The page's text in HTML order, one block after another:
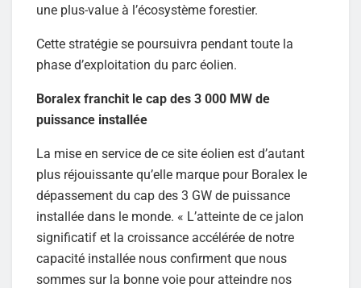
une plus-value à l’écosystème forestier.
Cette stratégie se poursuivra pendant toute la
phase d’exploitation du parc éolien.
Boralex franchit le cap des 3 000 MW de
puissance installée
La mise en service de ce site éolien est d’autant
plus réjouissante qu’elle marque pour Boralex le
dépassement du cap des 3 GW de puissance
installée dans le monde. « L’atteinte de ce jalon
significatif et la croissance accélérée de notre
capacité installée nous confirment que nous
sommes sur la bonne voie pour atteindre nos